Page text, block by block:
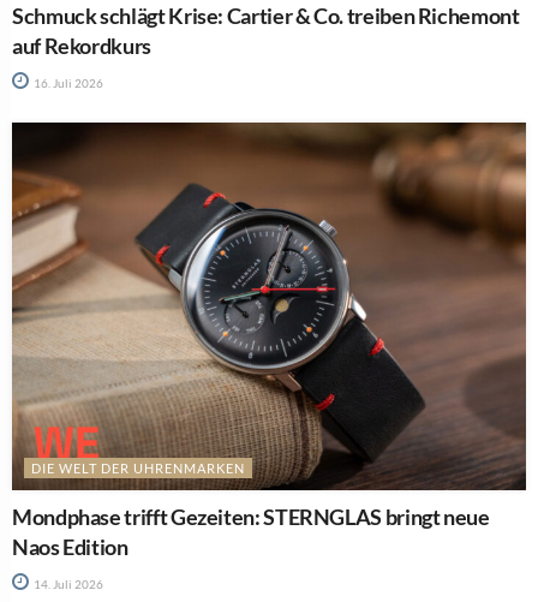
Schmuck schlägt Krise: Cartier & Co. treiben Richemont
auf Rekordkurs
16. Juli 2026
DIE WELT DER UHRENMARKEN
Mondphase trifft Gezeiten: STERNGLAS bringt neue
Naos Edition
14. Juli 2026